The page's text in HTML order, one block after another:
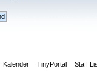
Kalender TinyPortal Staff